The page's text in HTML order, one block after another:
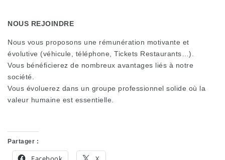
NOUS REJOINDRE
Nous vous proposons une rémunération motivante et
évolutive (véhicule, téléphone, Tickets Restaurants…).
Vous bénéficierez de nombreux avantages liés à notre
société.
Vous évoluerez dans un groupe professionnel solide où la
valeur humaine est essentielle.
Partager :